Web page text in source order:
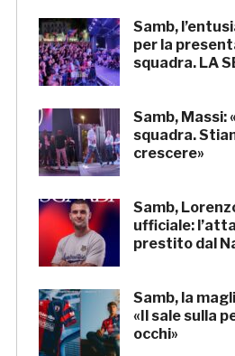
Samb,
per la
squadra. LA
Samb, Massi:
squadra.
crescere»
Samb,
ufficiale:
prestito dal
Samb, la
«Il sale sulla
occhi»